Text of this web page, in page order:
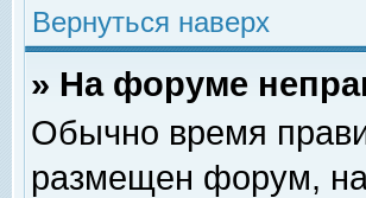
Вернуться наверх
» На форуме
Обычно время
размещен форум,